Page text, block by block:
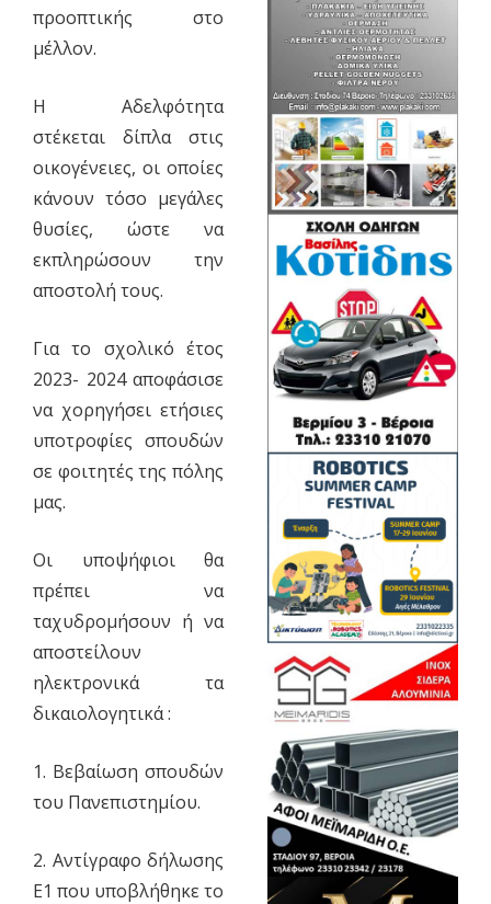
προοπτικής στο
μέλλον.
Η Αδελφότητα
στέκεται δίπλα στις
οικογένειες, οι οποίες
κάνουν τόσο μεγάλες
θυσίες, ώστε να
εκπληρώσουν την
αποστολή τους.
Για το σχολικό έτος
2023- 2024 αποφάσισε
να χορηγήσει ετήσιες
υποτροφίες σπουδών
σε φοιτητές της πόλης
μας.
Οι υποψήφιοι θα
πρέπει να
ταχυδρομήσουν ή να
αποστείλουν
ηλεκτρονικά τα
δικαιολογητικά :
1. Βεβαίωση σπουδών
του Πανεπιστημίου.
2. Αντίγραφο δήλωσης
Ε1 που υποβλήθηκε το